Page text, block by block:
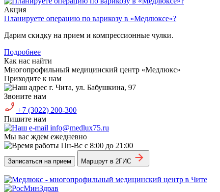
Акция
Планируете операцию по варикозу в «Медлюксе»?
Дарим скидку на прием и компрессионные чулки.
Подробнее
Как нас найти
Многопрофильный медицинский центр «Медлюкс»
Приходите к нам
г. Чита, ул. Бабушкина, 97
Звоните нам
+7 (3022) 200-300
Пишите нам
info@medlux75.ru
Мы вас ждем ежедневно
Пн-Вс с 8:00 до 21:00
Записаться на прием Маршрут в 2ГИС